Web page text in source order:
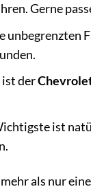
Gerne
unbegrenzten
ist der
ist
als nur